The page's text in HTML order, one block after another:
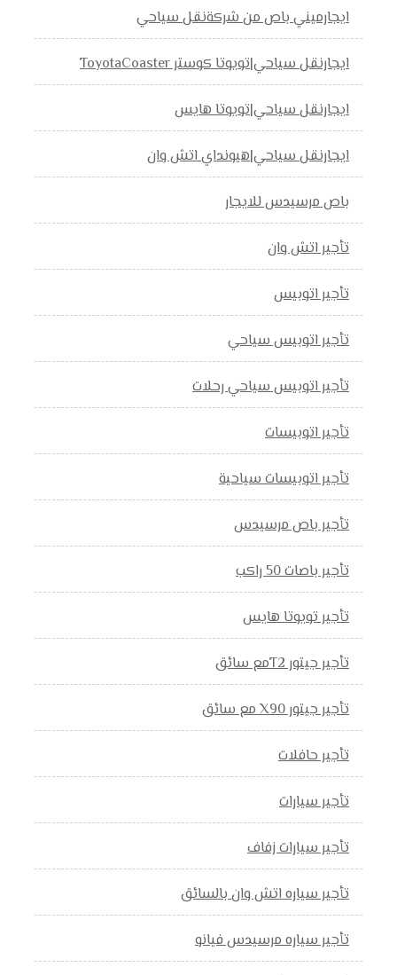
ايجارميني باص من شركةنقل سياحي
ايجارنقل سياحي|تويوتا كوستر ToyotaCoaster
ايجارنقل سياحي|تويوتا هايس
ايجارنقل سياحي|هيونداي اتش وان
باص مرسيدس للايجار
تأجير اتش وان
تأجير اتوبيس
تأجير اتوبيس سياحي
تأجير اتوبيس سياحي رحلات
تأجير اتوبيسات
تأجير اتوبيسات سياحية
تأجير باص مرسيدس
تأجير باصات 50 راكب
تأجير تويوتا هايس
تأجير جيتور T2مع سائق
تأجير جيتور X90 مع سائق
تأجير حافلات
تأجير سيارات
تأجير سيارات زفاف
تأجير سياره اتش وان بالسائق
تأجير سياره مرسيدس فيانو